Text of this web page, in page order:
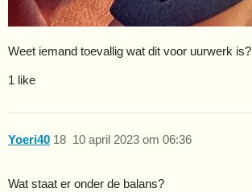
Weet iemand toevallig wat dit voor uurwerk is?
1 like
Yoeri40 10 april 2023 om 06:36
18
Wat staat er onder de balans?